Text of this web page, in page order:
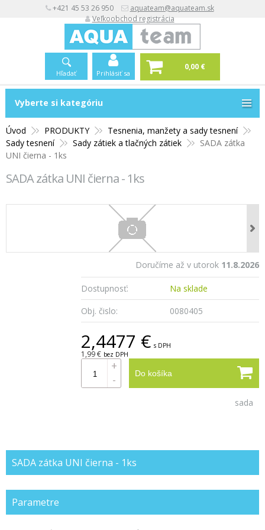
+421 45 53 26 950
aquateam@aquateam.sk
Veľkoobchod registrácia
Hľadať Prihlásiť sa
0,00 €
Vyberte si kategóriu
Úvod PRODUKTY
Tesnenia, manžety a sady tesnení
Sady tesnení
Sady zátiek a tlačných zátiek
SADA zátka
UNI čierna - 1ks
SADA zátka UNI čierna - 1ks
Doručíme až v utorok 11.8.2026
Dostupnosť:
Na sklade
Obj. čislo:
0080405
2,4477 € s DPH
1,99 € bez DPH
Do košíka
+
-
sada
SADA zátka UNI čierna - 1ks
Parametre
Vyberte si kategóriu